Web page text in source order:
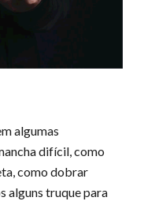
algumas
difícil, como
como dobrar
alguns truque para